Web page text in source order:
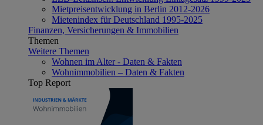
Mietpreisentwicklung in Berlin 2012-2026
Mietenindex für Deutschland 1995-2025
Finanzen, Versicherungen & Immobilien
Themen
Weitere Themen
Wohnen im Alter - Daten & Fakten
Wohnimmobilien – Daten & Fakten
Top Report